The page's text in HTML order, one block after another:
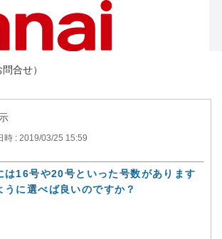
合せ）
時 : 2019/03/25 15:59
は16号や20号といった号数があります
うに選べば良いのですか？